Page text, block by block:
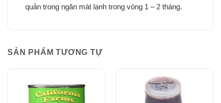
quản trong ngăn mát lạnh trong vòng 1 – 2 tháng.
SẢN PHẨM TƯƠNG TỰ